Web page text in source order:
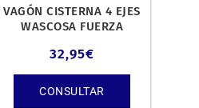
VAGÓN CISTERNA 4 EJES
WASCOSA FUERZA
32,95€
CONSULTAR